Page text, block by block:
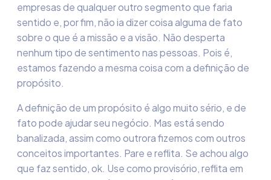
empresas de qualquer outro segmento que faria
sentido e, por fim, não ia dizer coisa alguma de fato
sobre o que é a missão e a visão. Não desperta
nenhum tipo de sentimento nas pessoas. Pois é,
estamos fazendo a mesma coisa com a definição de
propósito.
A definição de um propósito é algo muito sério, e de
fato pode ajudar seu negócio. Mas está sendo
banalizada, assim como outrora fizemos com outros
conceitos importantes. Pare e reflita. Se achou algo
que faz sentido, ok. Use como provisório, reflita em